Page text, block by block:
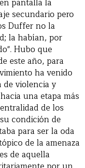
secundario pero
Duffer no la
la habían, por
Hubo que
este año, para
ha venido
de violencia y
una etapa más
de los
condición de
para ser la oda
de la amenaza
de aquella